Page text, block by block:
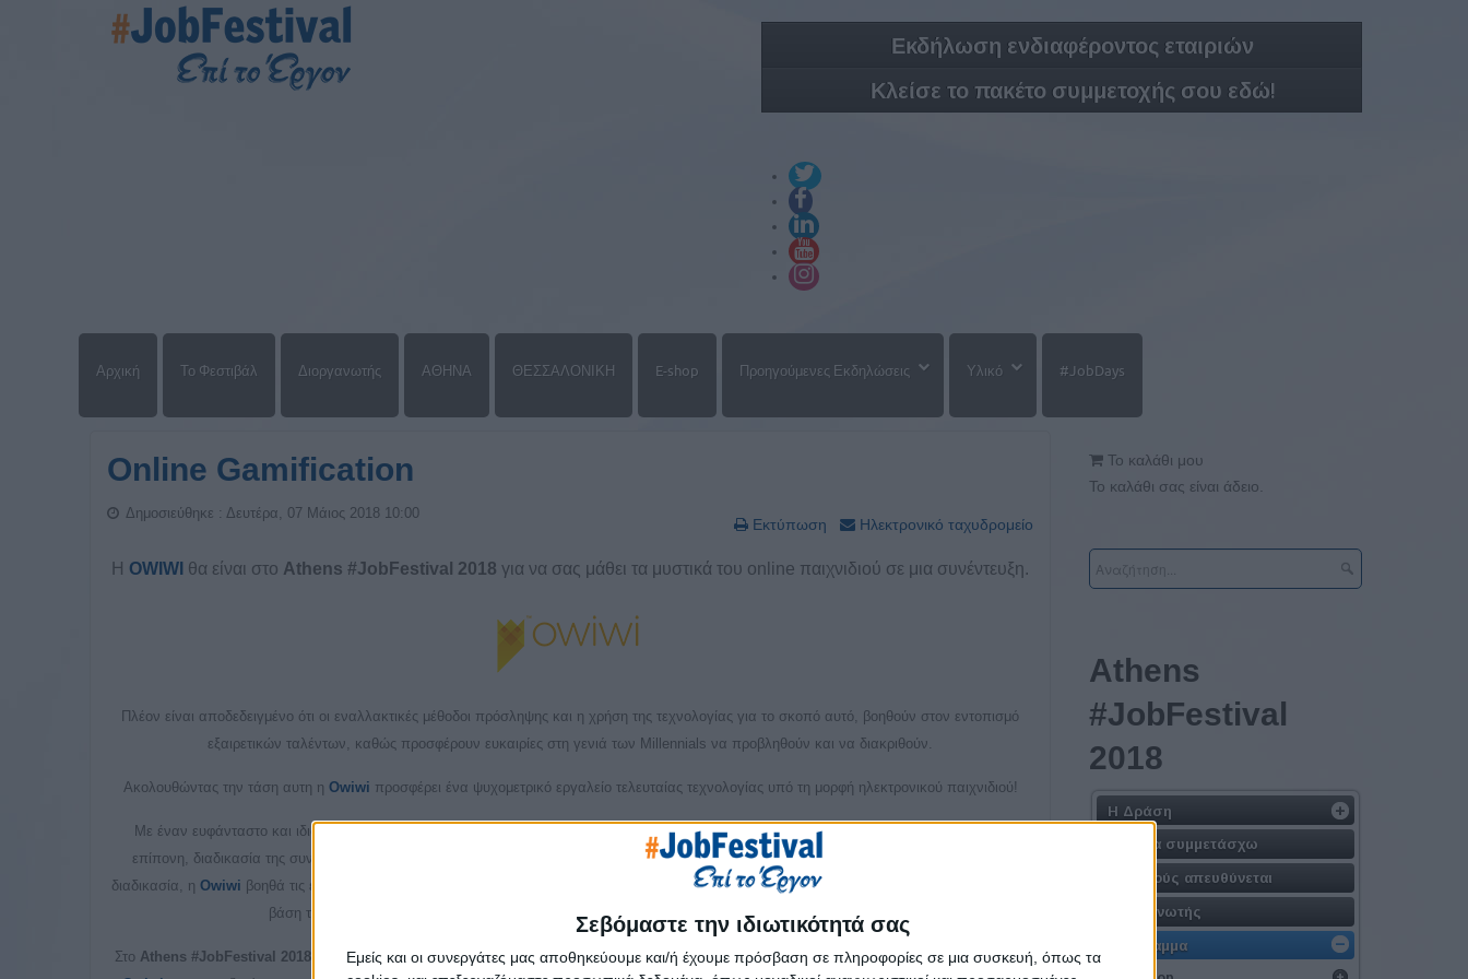
Σεβόμαστε την ιδιωτικότητά σας
Εμείς και οι συνεργάτες μας αποθηκεύουμε και/ή έχουμε πρόσβαση σε πληροφορίες σε μια συσκευή, όπως τα
Εκδήλωση ενδιαφέροντος εταιριών
Κλείσε το πακέτο συμμετοχής σου εδώ!
Αρχική Το Φεστιβάλ Διοργανωτής ΑΘΗΝΑ ΘΕΣΣΑΛΟΝΙΚΗ E-shop Προηγούμενες Εκδηλώσεις Υλικό #JobDays
Online Gamification
Εκτύπωση Ηλεκτρονικό ταχυδρομείο
Δημοσιεύθηκε : Δευτέρα, 07 Μάιος 2018 10:00
Η OWIWI θα είναι στο Athens #JobFestival 2018 για να σας μάθει τα μυστικά του online παιχνιδιού σε μια συνέντευξη.
Πλέον είναι αποδεδειγμένο ότι οι εναλλακτικές μέθοδοι πρόσληψης και η χρήση της τεχνολογίας για το σκοπό αυτό, βοηθούν στον εντοπισμό
εξαιρετικών ταλέντων, καθώς προσφέρουν ευκαιρίες στη γενιά των Millennials να προβληθούν και να διακριθούν.
Ακολουθώντας την τάση αυτη η Owiwi προσφέρει ένα ψυχομετρικό εργαλείο τελευταίας τεχνολογίας υπό τη μορφή ηλεκτρονικού παιχνιδιού!
Με έναν ευφάνταστο και ιδιαίτερο τρόπο η
διακρίνει με επιτυχία τις δεξιότητες ενός υποψηφίου μετατρέποντας την ανα περίπτωση
επίπονη, διαδικασία της συνέντευξης σε «παιχνίδι».Μέσα από το online game που αποτελεί μια διαδραστική, επιμορφωτική και ευχάριστη
διαδικασία, η Owiwi βοηθά τις εταιρείες να κάνουν την πλησιέστερη αντιστοιχία ανάμεσα σε μια θέση εργασίας και τον κατάλληλο υποψήφιο με
βάση τα προσωπικά του χαρακτηριστικά αλλά και την οργανωτική κουλτούρα της επιχείρησης.
Στο Athens #JobFestival 2018όλοι οι συμμετέχοντες θα έχουν την ευκαιρία να δοκιμάσουν χωρίς κάποια χρέωση το ψυχομετρικό εργαλείο της
Το καλάθι μου
Το καλάθι σας είναι άδειο.
Athens
#JobFestival
2018
Η Δράση
Γιατί να συμμετάσχω
Σε ποιούς απευθύνεται
Διοργανωτής
Πρόγραμμα